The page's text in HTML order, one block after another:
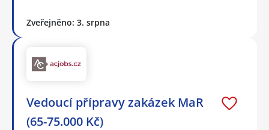
Zveřejněno: 3. srpna
Vedoucí přípravy zakázek MaR
(65-75.000 Kč)